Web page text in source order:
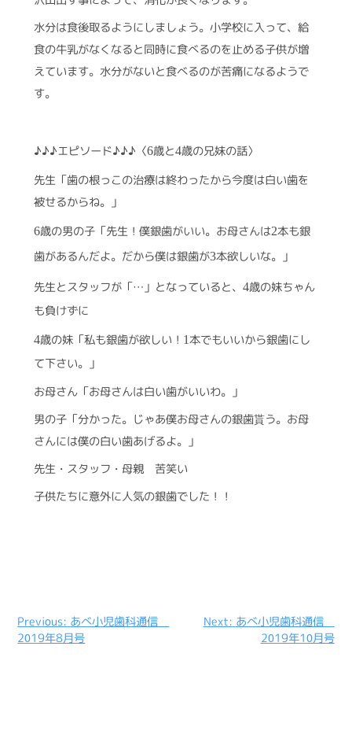
水分は食後取るようにしましょう。小学校に入って、給
食の牛乳がなくなると同時に食べるのを止める子供が増
えています。水分がないと食べるのが苦痛になるようで
す。
♪♪♪エピソード♪♪♪〈6歳と4歳の兄妹の話〉
先生「歯の根っこの治療は終わったから今度は白い歯を
被せるからね。」
6歳の男の子「先生！僕銀歯がいい。お母さんは2本も銀
歯があるんだよ。だから僕は銀歯が3本欲しいな。」
先生とスタッフが「…」となっていると、 4歳の妹ちゃん
も負けずに
4歳の妹「私も銀歯が欲しい！ 1本でもいいから銀歯にし
て下さい。」
お母さん「お母さんは白い歯がいいわ。」
男の子「分かった。じゃあ僕お母さんの銀歯貰う。お母
さんには僕の白い歯あげるよ。」
先生・スタッフ・母親 苦笑い
子供たちに意外に人気の銀歯でした！！
投
稿
Previous: あべ小児歯科通信
2019年8月号
Next: あべ小児歯科通信
2019年10月号